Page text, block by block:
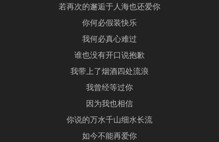
若再次的邂逅于人海也还爱你
你何必假装快乐
我何必真心难过
谁也没有开口说抱歉
我带上了烟酒四处流浪
我曾经等过你
因为我也相信
你说的万水千山细水长流
如今不能再爱你